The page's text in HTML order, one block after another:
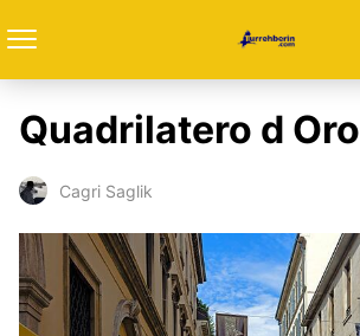
Quadrilatero d Oro
Cagri Saglik